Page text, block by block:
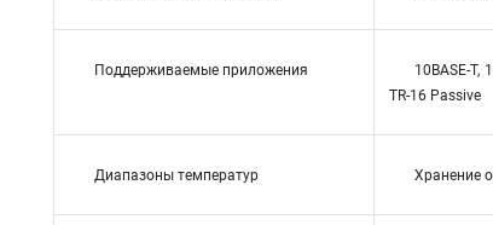
Поддерживаемые приложения
10BASE-T,
TR-16 Passive
Диапазоны температур Хранение